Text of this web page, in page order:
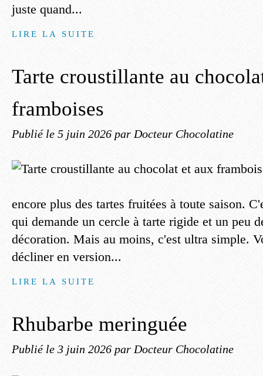
juste quand...
LIRE LA SUITE
Tarte croustillante au
framboises
Publié le 5 juin 2026 par Docteur Chocolatine
encore plus des tartes fruitées à toute saison.
qui demande un cercle à tarte rigide et un peu
décoration. Mais au moins, c'est ultra simple.
décliner en version...
LIRE LA SUITE
Rhubarbe meringuée
Publié le 3 juin 2026 par Docteur Chocolatine